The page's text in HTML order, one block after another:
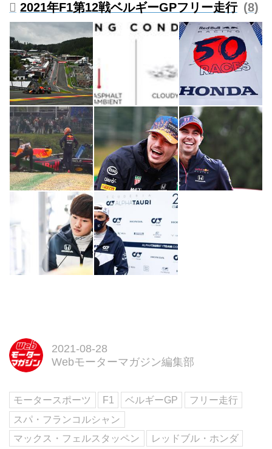
2021年F1第12戦ベルギーGPフリー走行 8
2021-08-28
Webモーターマガジン編集部
モータースポーツ F1 ベルギーGP
フリー走行
スパ・フランコルシャン
マックス・フェルスタッペン
レッドブル・ホンダ